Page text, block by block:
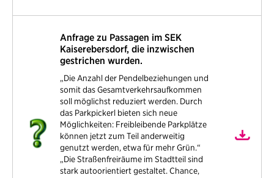
Anfrage zu Passagen im SEK
Kaiserebersdorf, die inzwischen
gestrichen wurden.
„Die Anzahl der Pendelbeziehungen und
somit das Gesamtverkehrsaufkommen
soll möglichst reduziert werden. Durch
das Parkpickerl bieten sich neue
Möglichkeiten: Freibleibende Parkplätze
können jetzt zum Teil anderweitig
genutzt werden, etwa für mehr Grün.“
„Die Straßenfreiräume im Stadtteil sind
stark autoorientiert gestaltet. Chance,